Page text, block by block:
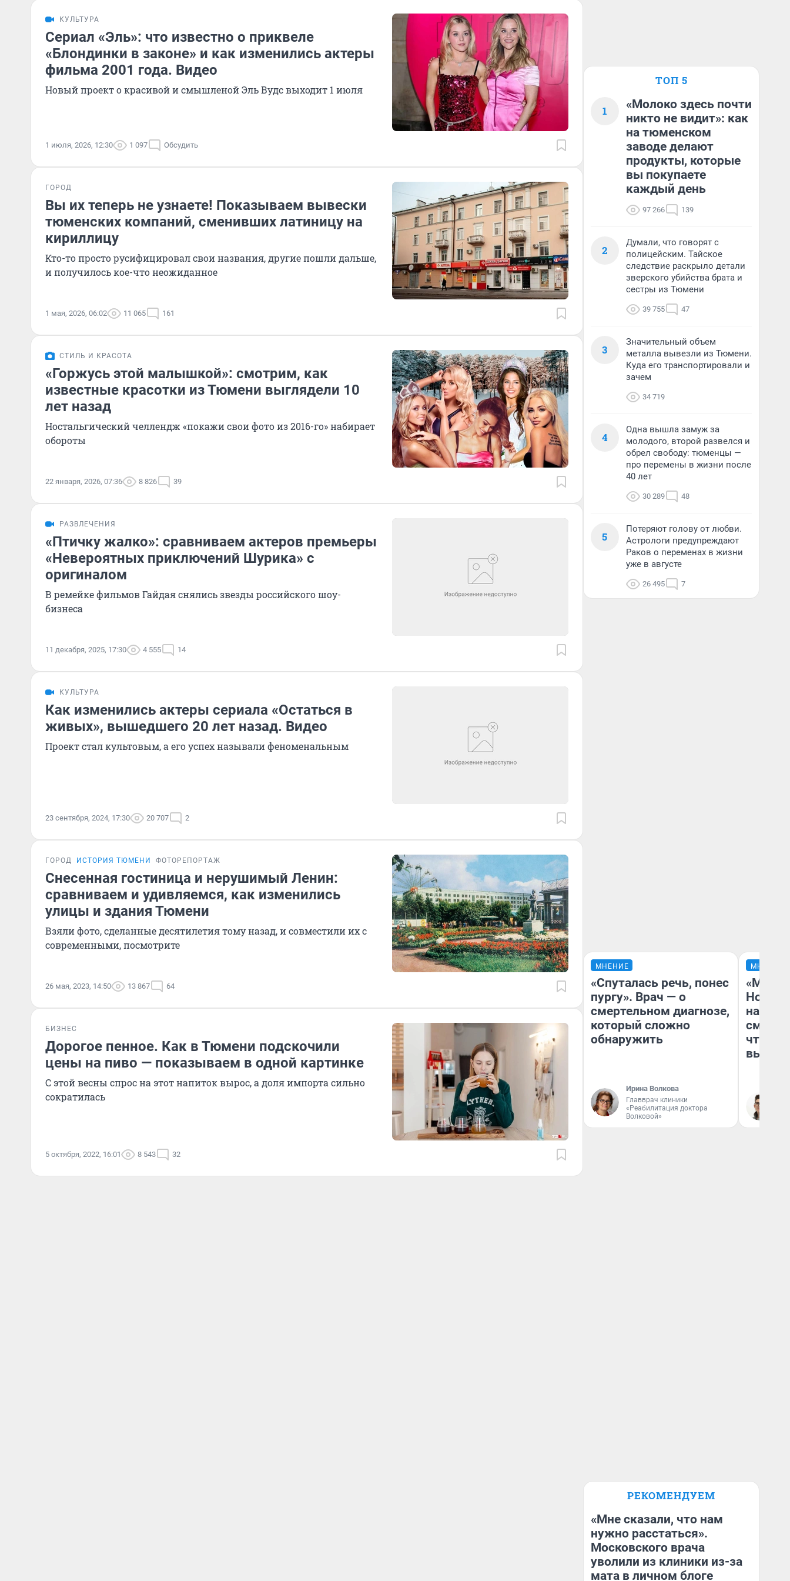
КУЛЬТУРА
Сериал «Эль»: что известно о приквеле
«Блондинки в законе» и как изменились актеры
фильма 2001 года. Видео
Новый проект о красивой и смышленой Эль Вудс выходит 1 июля
1 июля, 2026, 12:30 1 097 Обсудить
ГОРОД
Вы их теперь не узнаете! Показываем вывески
тюменских компаний, сменивших латиницу на
кириллицу
Кто-то просто русифицировал свои названия, другие пошли дальше,
и получилось кое-что неожиданное
1 мая, 2026, 06:02 11 065 161
СТИЛЬ И КРАСОТА
«Горжусь этой малышкой»: смотрим, как
известные красотки из Тюмени выглядели 10
лет назад
Ностальгический челлендж «покажи свои фото из 2016-го» набирает
обороты
22 января, 2026, 07:36 8 826 39
РАЗВЛЕЧЕНИЯ
«Птичку жалко»: сравниваем актеров премьеры
«Невероятных приключений Шурика» с
оригиналом
В ремейке фильмов Гайдая снялись звезды российского шоу-
бизнеса
11 декабря, 2025, 17:30 4 555 14
КУЛЬТУРА
Как изменились актеры сериала «Остаться в
живых», вышедшего 20 лет назад. Видео
Проект стал культовым, а его успех называли феноменальным
23 сентября, 2024, 17:30 20 707 2
ГОРОД ИСТОРИЯ ТЮМЕНИ ФОТОРЕПОРТАЖ
Снесенная гостиница и нерушимый Ленин:
сравниваем и удивляемся, как изменились
улицы и здания Тюмени
Взяли фото, сделанные десятилетия тому назад, и совместили их с
современными, посмотрите
26 мая, 2023, 14:50 13 867 64
БИЗНЕС
Дорогое пенное. Как в Тюмени подскочили
цены на пиво — показываем в одной картинке
С этой весны спрос на этот напиток вырос, а доля импорта сильно
сократилась
5 октября, 2022, 16:01 8 543 32
ТОП 5
1
«Молоко здесь почти
никто не видит»: как
на тюменском
заводе делают
продукты, которые
вы покупаете
каждый день
97 266 139
2
Думали, что говорят с
полицейским. Тайское
следствие раскрыло детали
зверского убийства брата и
сестры из Тюмени
39 755 47
3
Значительный объем
металла вывезли из Тюмени.
Куда его транспортировали и
зачем
34 719
4
Одна вышла замуж за
молодого, второй развелся и
обрел свободу: тюменцы —
про перемены в жизни после
40 лет
30 289 48
5
Потеряют голову от любви.
Астрологи предупреждают
Раков о переменах в жизни
уже в августе
26 495 7
МНЕНИЕ
«Спуталась речь, понес
пургу». Врач — о
смертельном диагнозе,
который сложно
обнаружить
Ирина Волкова
Главврач клиники
«Реабилитация доктора
Волковой»
МНЕНИЕ
«Мы
чтобы
РЕКОМЕНДУЕМ
«Мне сказали, что нам
нужно расстаться».
Московского врача
уволили из клиники из-за
мата в личном блоге